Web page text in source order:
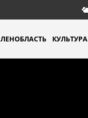
ЛЕНОБЛАСТЬ КУЛЬТУРА